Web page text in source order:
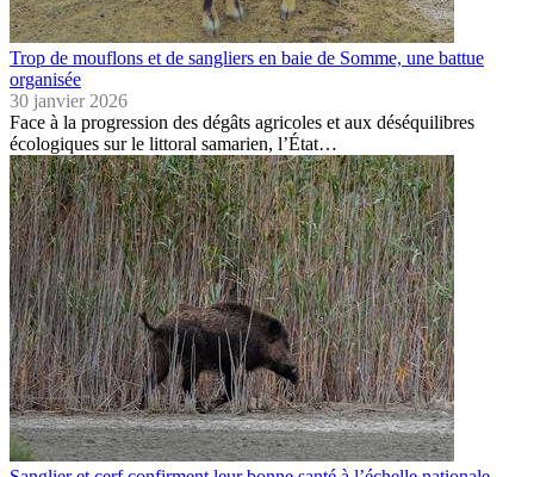
Trop de mouflons et de sangliers en baie de Somme, une battue
organisée
30 janvier 2026
Face à la progression des dégâts agricoles et aux déséquilibres
écologiques sur le littoral samarien, l’État…